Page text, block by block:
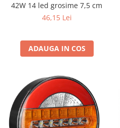
42W 14 led grosime 7,5 cm
46,15 Lei
ADAUGA IN COS